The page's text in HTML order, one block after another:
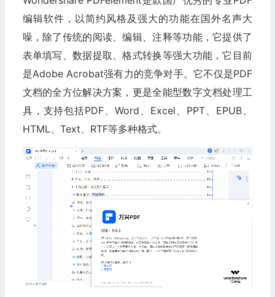
编辑软件，以简约风格及强大的功能在国外名声大
噪，除了传统的阅读、编辑、注释等功能，它提供了
表单填写、数据提取、格式转换等强大功能，它目前
是Adobe Acrobat强有力的竞争对手。它不仅是PDF
文档的全方位解决方案，更是全能型数字文档处理工
具，支持包括PDF、Word、Excel、PPT、EPUB、
HTML、Text、RTF等多种格式。